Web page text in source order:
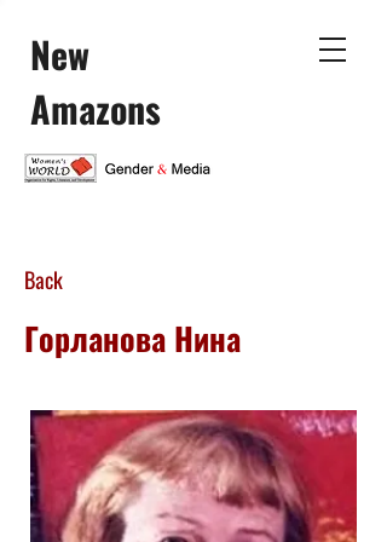
New
Amazons
Back
Горланова Нина